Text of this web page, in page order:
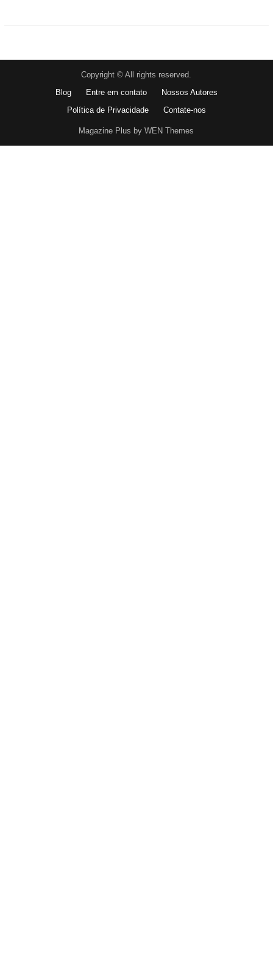
Copyright © All rights reserved.
Blog
Entre em contato
Nossos Autores
Política de Privacidade
Contate-nos
Magazine Plus by WEN Themes